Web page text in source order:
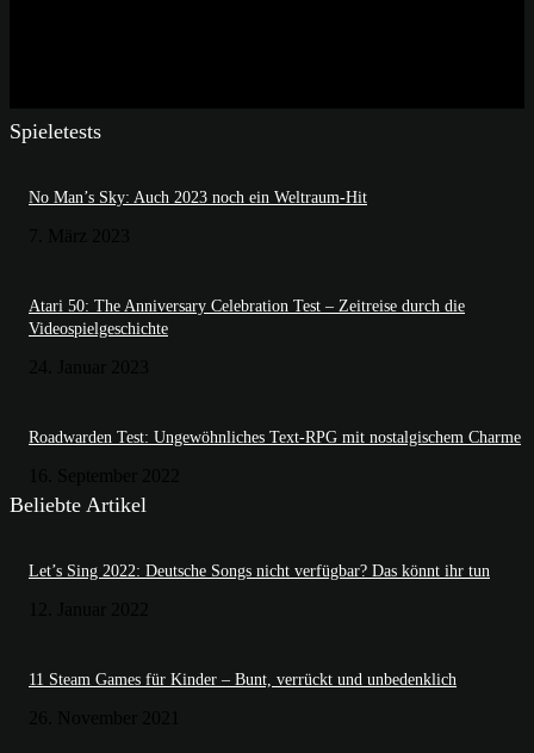
Spieletests
No Man’s Sky: Auch 2023 noch ein Weltraum-Hit
Atari 50: The Anniversary Celebration Test – Zeitreise durch die
Videospielgeschichte
Roadwarden Test: Ungewöhnliches Text-RPG mit nostalgischem Charme
Beliebte Artikel
Let’s Sing 2022: Deutsche Songs nicht verfügbar? Das könnt ihr tun
11 Steam Games für Kinder – Bunt, verrückt und unbedenklich